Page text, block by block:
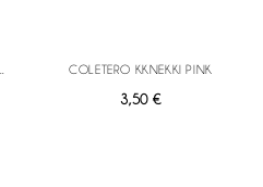
COLETERO KKNEKKI PINK
Precio
3,50 €